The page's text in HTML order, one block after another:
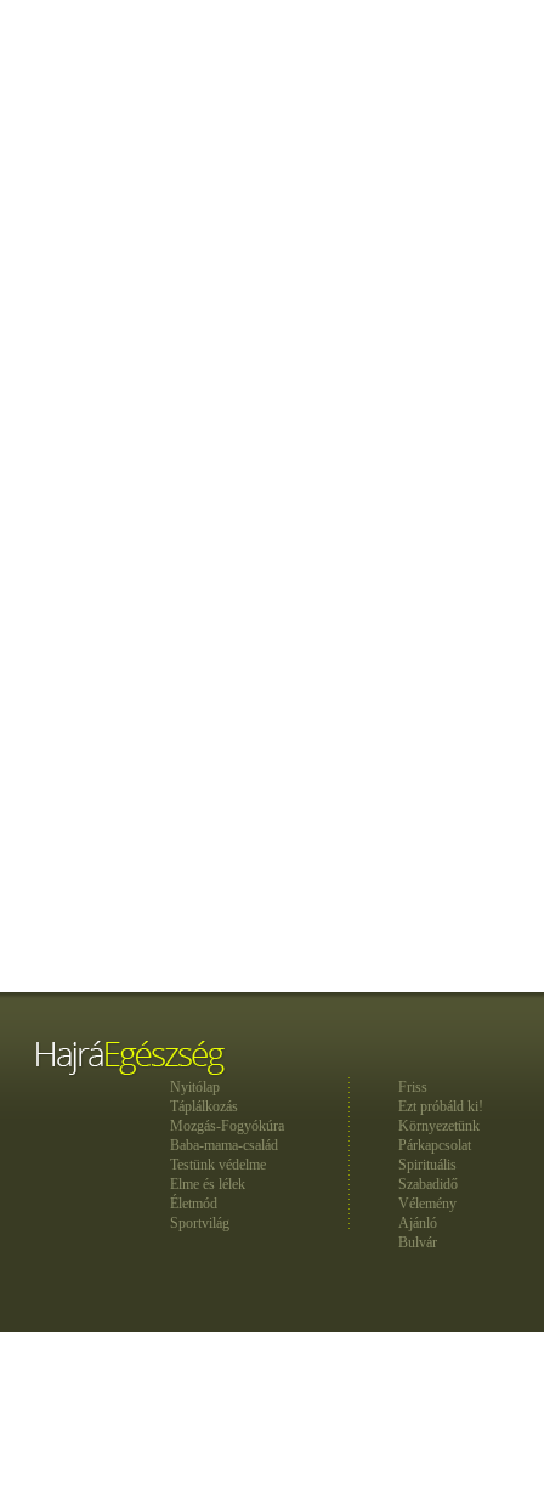
Nyitólap
Táplálkozás
Mozgás-Fogyókúra
Baba-mama-család
Testünk védelme
Elme és lélek
Életmód
Sportvilág
Friss
Ezt próbáld ki!
Környezetünk
Párkapcsolat
Spirituális
Szabadidő
Vélemény
Ajánló
Bulvár